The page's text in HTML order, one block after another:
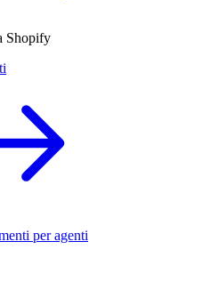
Shopify
per agenti